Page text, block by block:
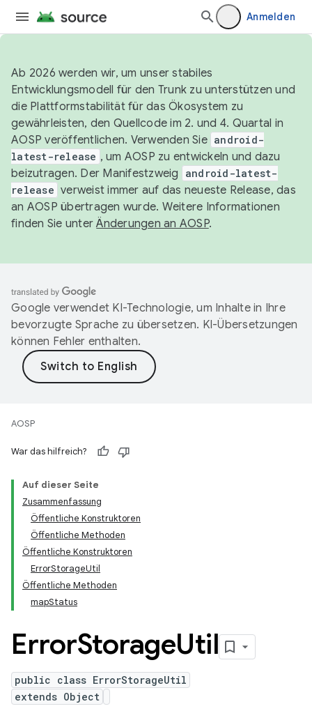
Anmelden
Ab 2026 werden wir, um unser stabiles
Entwicklungsmodell für den Trunk zu unterstützen und
die Plattformstabilität für das Ökosystem zu
gewährleisten, den Quellcode im 2. und 4. Quartal in
AOSP veröffentlichen. Verwenden Sie android-
latest-release , um AOSP zu entwickeln und dazu
beizutragen. Der Manifestzweig
android-latest-
release verweist immer auf das neueste Release, das
an AOSP übertragen wurde. Weitere Informationen
finden Sie unterÄnderungen an AOSP.
Google verwendet KI-Technologie, um Inhalte in Ihre
bevorzugte Sprache zu übersetzen. KI-Übersetzungen
können Fehler enthalten.
AOSP
War das hilfreich?
Auf dieser Seite
Zusammenfassung
Öffentliche Konstruktoren
Öffentliche Methoden
Öffentliche Konstruktoren
ErrorStorageUtil
Öffentliche Methoden
mapStatus
ErrorStorageUtil
public class ErrorStorageUtil
extends Object